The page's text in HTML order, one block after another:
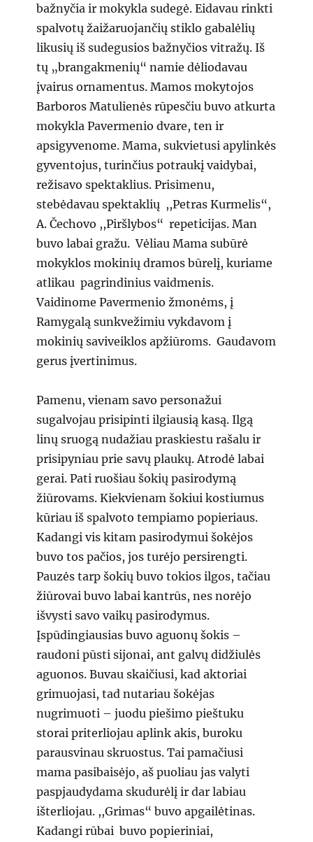
bažnyčia ir mokykla sudegė. Eidavau rinkti
spalvotų žaižaruojančių stiklo gabalėlių
likusių iš sudegusios bažnyčios vitražų. Iš
tų „brangakmenių“ namie dėliodavau
įvairus ornamentus. Mamos mokytojos
Barboros Matulienės rūpesčiu buvo atkurta
mokykla Pavermenio dvare, ten ir
apsigyvenome. Mama, sukvietusi apylinkės
gyventojus, turinčius potraukį vaidybai,
režisavo spektaklius. Prisimenu,
stebėdavau spektaklių ,,Petras Kurmelis“,
A. Čechovo ,,Piršlybos“ repeticijas. Man
buvo labai gražu. Vėliau Mama subūrė
mokyklos mokinių dramos būrelį, kuriame
atlikau pagrindinius vaidmenis.
Vaidinome Pavermenio žmonėms, į
Ramygalą sunkvežimiu vykdavom į
mokinių saviveiklos apžiūroms. Gaudavom
gerus įvertinimus.
Pamenu, vienam savo personažui
sugalvojau prisipinti ilgiausią kasą. Ilgą
linų sruogą nudažiau praskiestu rašalu ir
prisipyniau prie savų plaukų. Atrodė labai
gerai. Pati ruošiau šokių pasirodymą
žiūrovams. Kiekvienam šokiui kostiumus
kūriau iš spalvoto tempiamo popieriaus.
Kadangi vis kitam pasirodymui šokėjos
buvo tos pačios, jos turėjo persirengti.
Pauzės tarp šokių buvo tokios ilgos, tačiau
žiūrovai buvo labai kantrūs, nes norėjo
išvysti savo vaikų pasirodymus.
Įspūdingiausias buvo aguonų šokis –
raudoni pūsti sijonai, ant galvų didžiulės
aguonos. Buvau skaičiusi, kad aktoriai
grimuojasi, tad nutariau šokėjas
nugrimuoti – juodu piešimo pieštuku
storai priterliojau aplink akis, buroku
parausvinau skruostus. Tai pamačiusi
mama pasibaisėjo, aš puoliau jas valyti
paspjaudydama skudurėlį ir dar labiau
išterliojau. ,,Grimas“ buvo apgailėtinas.
Kadangi rūbai buvo popieriniai,